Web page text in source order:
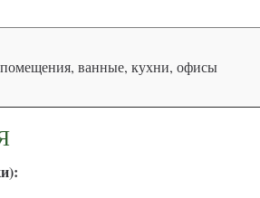
ванные, кухни, офисы